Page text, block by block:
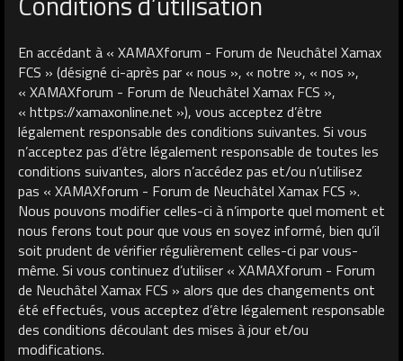
En accédant à « XAMAXforum - Forum de Neuchâtel Xamax
FCS » (désigné ci-après par « nous », « notre », « nos »,
« XAMAXforum - Forum de Neuchâtel Xamax FCS »,
« https://xamaxonline.net »), vous acceptez d’être
légalement responsable des conditions suivantes. Si vous
n’acceptez pas d’être légalement responsable de toutes les
conditions suivantes, alors n’accédez pas et/ou n’utilisez
pas « XAMAXforum - Forum de Neuchâtel Xamax FCS ».
Nous pouvons modifier celles-ci à n’importe quel moment et
nous ferons tout pour que vous en soyez informé, bien qu’il
soit prudent de vérifier régulièrement celles-ci par vous-
même. Si vous continuez d’utiliser « XAMAXforum - Forum
de Neuchâtel Xamax FCS » alors que des changements ont
été effectués, vous acceptez d’être légalement responsable
des conditions découlant des mises à jour et/ou
modifications.